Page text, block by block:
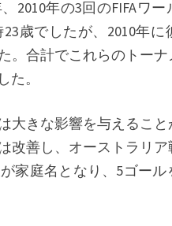
受
賞
歴
2010年の3回のFIFAワ
歳でしたが、2010年
。合計でこれらのトー
。
大きな影響を与えるこ
改善し、オーストラリ
家庭名となり、5ゴー